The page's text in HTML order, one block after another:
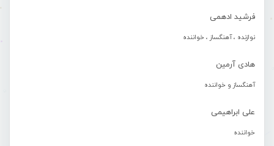
فرشید ادهمی
نوازنده ، آهنگساز ، خواننده
هادی آرمین
آهنگساز و خواننده
علی ابراهیمی
خواننده